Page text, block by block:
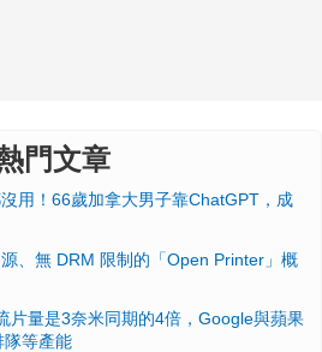
門文章
用！66歲加拿大男子靠ChatGPT，成
、無 DRM 限制的「Open Printer」概
片量是3奈米同期的4倍，Google與蘋果
隊等產能